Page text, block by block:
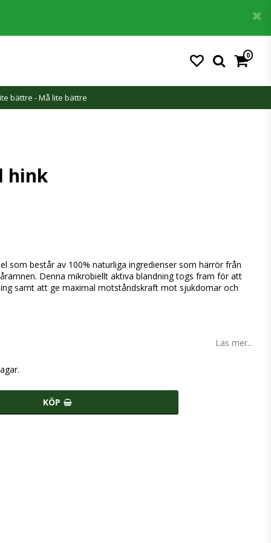
0
bättre - Må lite bättre
hink
som består av 100% naturliga ingredienser som härrör från
Denna mikrobiellt aktiva blandning togs fram för att
samt att ge maximal motståndskraft mot sjukdomar och
Läs mer...
KÖP